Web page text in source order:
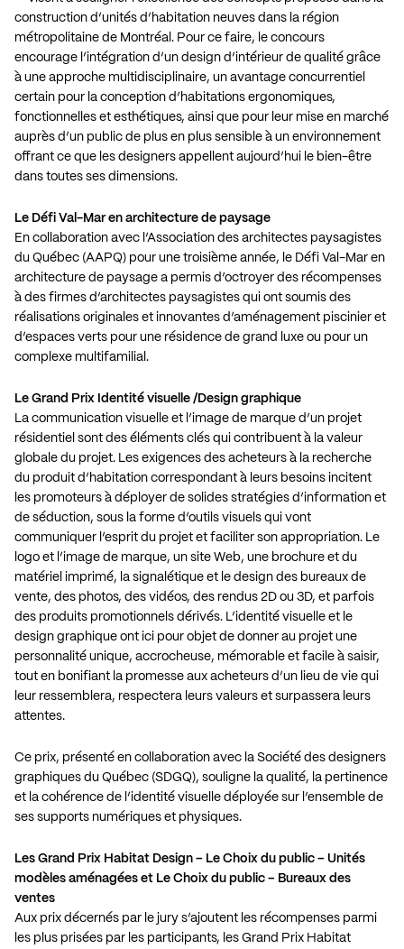
construction d’unités d’habitation neuves dans la région
métropolitaine de Montréal. Pour ce faire, le concours
encourage l’intégration d’un design d’intérieur de qualité grâce
à une approche multidisciplinaire, un avantage concurrentiel
certain pour la conception d’habitations ergonomiques,
fonctionnelles et esthétiques, ainsi que pour leur mise en marché
auprès d’un public de plus en plus sensible à un environnement
offrant ce que les designers appellent aujourd’hui le bien-être
dans toutes ses dimensions.
Le Défi Val-Mar en architecture de paysage
En collaboration avec l’Association des architectes paysagistes
du Québec (AAPQ) pour une troisième année, le Défi Val-Mar en
architecture de paysage a permis d’octroyer des récompenses
à des firmes d’architectes paysagistes qui ont soumis des
réalisations originales et innovantes d’aménagement piscinier et
d’espaces verts pour une résidence de grand luxe ou pour un
complexe multifamilial.
Le Grand Prix Identité visuelle /Design graphique
La communication visuelle et l’image de marque d’un projet
résidentiel sont des éléments clés qui contribuent à la valeur
globale du projet. Les exigences des acheteurs à la recherche
du produit d’habitation correspondant à leurs besoins incitent
les promoteurs à déployer de solides stratégies d’information et
de séduction, sous la forme d’outils visuels qui vont
communiquer l’esprit du projet et faciliter son appropriation. Le
logo et l’image de marque, un site Web, une brochure et du
matériel imprimé, la signalétique et le design des bureaux de
vente, des photos, des vidéos, des rendus 2D ou 3D, et parfois
des produits promotionnels dérivés. L’identité visuelle et le
design graphique ont ici pour objet de donner au projet une
personnalité unique, accrocheuse, mémorable et facile à saisir,
tout en bonifiant la promesse aux acheteurs d’un lieu de vie qui
leur ressemblera, respectera leurs valeurs et surpassera leurs
attentes.
Ce prix, présenté en collaboration avec la Société des designers
graphiques du Québec (SDGQ), souligne la qualité, la pertinence
et la cohérence de l’identité visuelle déployée sur l’ensemble de
ses supports numériques et physiques.
Les Grand Prix Habitat Design – Le Choix du public – Unités
modèles aménagées et Le Choix du public – Bureaux des
ventes
Aux prix décernés par le jury s’ajoutent les récompenses parmi
les plus prisées par les participants, les Grand Prix Habitat